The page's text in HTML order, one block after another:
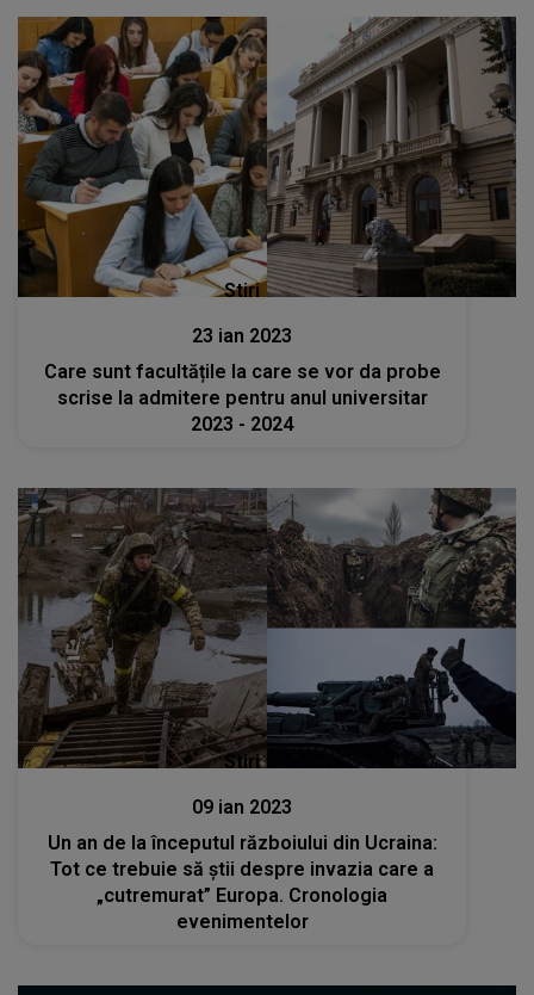
Stiri
23 ian 2023
Care sunt facultățile la care se vor da probe
scrise la admitere pentru anul universitar
2023 - 2024
Stiri
09 ian 2023
Un an de la începutul războiului din Ucraina:
Tot ce trebuie să știi despre invazia care a
„cutremurat” Europa. Cronologia
evenimentelor